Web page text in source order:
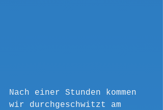
Nach einer Stunden kommen
wir durchgeschwitzt am